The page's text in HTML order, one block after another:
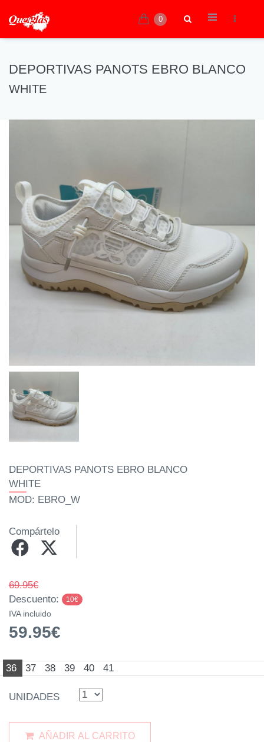
0
DEPORTIVAS PANOTS EBRO BLANCO
WHITE
DEPORTIVAS PANOTS EBRO BLANCO
WHITE
MOD: EBRO_W
Compártelo
69.95€
Descuento:
10€
IVA incluido
59.95€
36 37 38 39 40 41
UNIDADES
AÑADIR AL CARRITO